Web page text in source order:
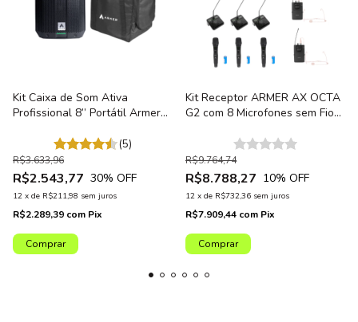
Kit Caixa de Som Ativa
Profissional 8” Portátil Armer
Bateria + Capa/Bag (5)
R$2.543,77
R$3.633,96
30% OFF
12 x de R$211,98 sem juros
R$2.289,39 com Pix
Kit Receptor ARMER AX OCTA
G2 com 8 Microfones sem Fio
R$8.788,27
R$9.764,74
10% OFF
12 x de R$732,36 sem juros
R$7.909,44 com Pix